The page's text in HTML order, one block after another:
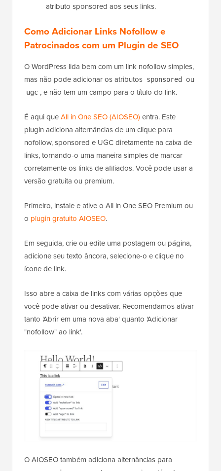
atributo sponsored aos seus links.
Como Adicionar Links Nofollow e
Patrocinados com um Plugin de SEO
O WordPress lida bem com um link nofollow simples,
mas não pode adicionar os atributos sponsored ou
ugc , e não tem um campo para o título do link.
É aqui queAll in One SEO (AIOSEO) entra. Este
plugin adiciona alternâncias de um clique para
nofollow, sponsored e UGC diretamente na caixa de
links, tornando-o uma maneira simples de marcar
corretamente os links de afiliados. Você pode usar a
versão gratuita ou premium.
Primeiro, instale e ative o All in One SEO Premium ou
o plugin gratuito AIOSEO.
Em seguida, crie ou edite uma postagem ou página,
adicione seu texto âncora, selecione-o e clique no
ícone de link.
Isso abre a caixa de links com várias opções que
você pode ativar ou desativar. Recomendamos ativar
tanto 'Abrir em uma nova aba' quanto 'Adicionar
"nofollow" ao link'.
O AIOSEO também adiciona alternâncias para